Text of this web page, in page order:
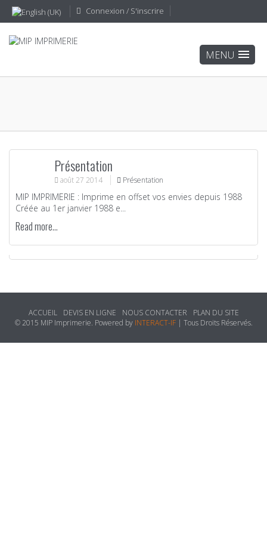
Connexion / S'inscrire
Présentation
août 27 2014 Présentation
MIP IMPRIMERIE : Imprime en offset vos envies depuis 1988
Créée au 1er janvier 1988 e...
Read more...
ACCUEIL DEVIS EN LIGNE NOUS CONTACTER
PLAN DU SITE
© 2015 MIP Imprimerie. Powered by INTERACT-IF| Tous Droits Réservés.